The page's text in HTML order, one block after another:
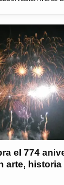
el 774
arte, historia